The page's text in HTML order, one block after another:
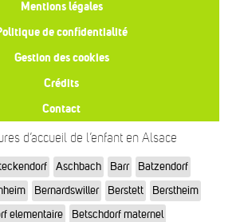
Mentions légales
de confidentialité
Gestion des cookies
Crédits
Contact
d’accueil de l’enfant en Alsace
Aschbach Barr
Batzendorf
Bernardswiller Berstett
Berstheim
elementaire
Betschdorf maternel